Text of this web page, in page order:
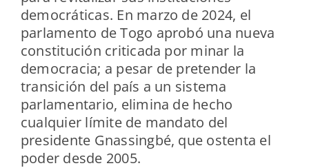
democráticas. En marzo de 2024, el
parlamento de Togo aprobó una nueva
constitución criticada por minar la
democracia; a pesar de pretender la
transición del país a un sistema
parlamentario, elimina de hecho
cualquier límite de mandato del
presidente Gnassingbé, que ostenta el
poder desde 2005.